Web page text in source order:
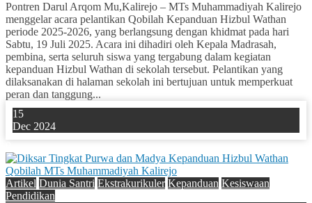
Pontren Darul Arqom Mu,Kalirejo – MTs Muhammadiyah Kalirejo
menggelar acara pelantikan Qobilah Kepanduan Hizbul Wathan
periode 2025-2026, yang berlangsung dengan khidmat pada hari
Sabtu, 19 Juli 2025. Acara ini dihadiri oleh Kepala Madrasah,
pembina, serta seluruh siswa yang tergabung dalam kegiatan
kepanduan Hizbul Wathan di sekolah tersebut. Pelantikan yang
dilaksanakan di halaman sekolah ini bertujuan untuk memperkuat
peran dan tanggung...
15
Dec 2024
Artikel Dunia Santri Ekstrakurikuler Kepanduan Kesiswaan
Pendidikan